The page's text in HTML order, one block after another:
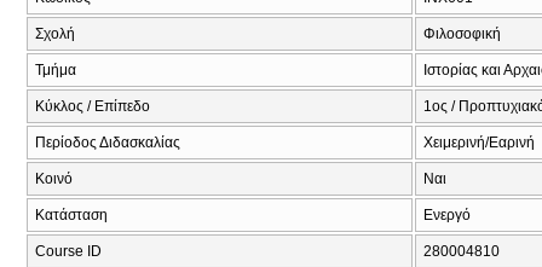
Σχολή Φιλοσοφική
Τμήμα Ιστορίας και
Κύκλος / Επίπεδο 1ος /
Περίοδος Διδασκαλίας Χειμερινή/Εαρινή
Κοινό Ναι
Κατάσταση Ενεργό
Course ID 280004810